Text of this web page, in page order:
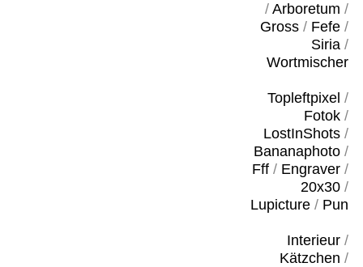
/ Arboretum /
Gross/ Fefe/
Siria/
Wortmischer
Topleftpixel /
Fotok/
LostInShots/
Bananaphoto/
Fff/ Engraver/
20x30/
Lupicture/ Pun
Interieur/
Kätzchen /